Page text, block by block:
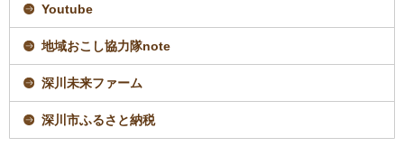
Youtube
地域おこし協力隊note
深川未来ファーム
深川市ふるさと納税